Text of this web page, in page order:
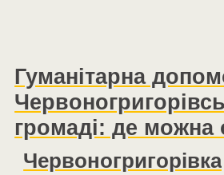
Гуманітарна
громаді: де можна
Червоногригорівка